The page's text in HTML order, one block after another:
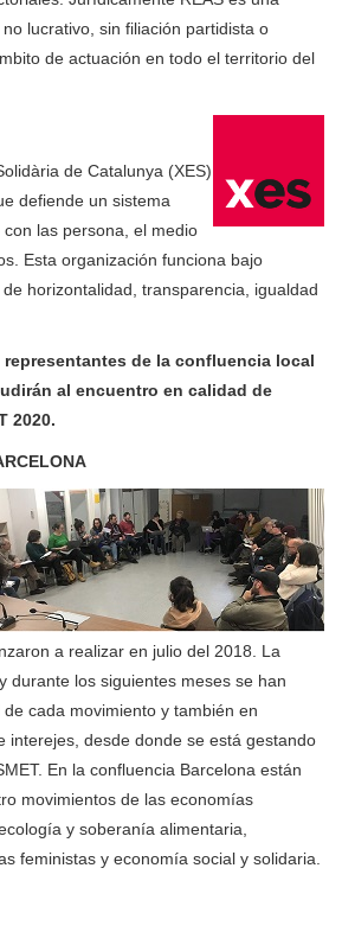
lucrativo, sin filiación partidista o
de actuación en todo el territorio del
de Catalunya (XES)
defiende un sistema
las persona, el medio
Esta organización funciona bajo
horizontalidad, transparencia, igualdad
de la confluencia local
al encuentro en calidad de
2020.
a realizar en julio del 2018. La
durante los siguientes meses se han
cada movimiento y también en
interejes, desde donde se está gestando
En la confluencia Barcelona están
movimientos de las economías
y soberanía alimentaria,
feministas y economía social y solidaria.